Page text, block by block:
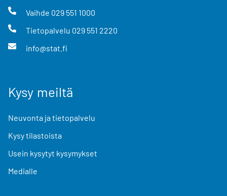
Vaihde 029 551 1000
Tietopalvelu 029 551 2220
info@stat.fi
Kysy meiltä
Neuvonta ja tietopalvelu
Kysy tilastoista
Usein kysytyt kysymykset
Medialle